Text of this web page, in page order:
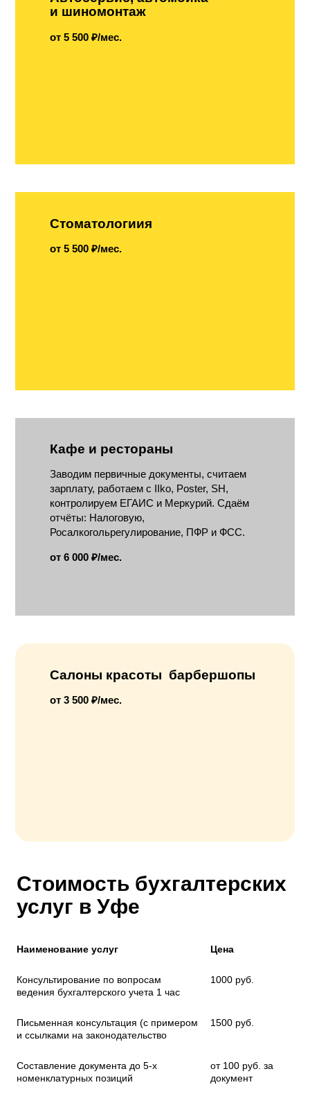
и шиномонтаж
от 5 500 ₽/мес.
Стоматологиия
от 5 500 ₽/мес.
Кафе и рестораны
Заводим первичные документы, считаем
зарплату, работаем с IIko, Poster, SH,
контролируем ЕГАИС и Меркурий. Сдаём
отчёты: Налоговую,
Росалкогольрегулирование, ПФР и ФСС.
от 6 000 ₽/мес.
Салоны красоты барбершопы
от 3 500 ₽/мес.
Стоимость бухгалтерских
услуг в Уфе
Наименование услуг Цена
Консультирование по вопросам
ведения бухгалтерского учета 1 час
1000 руб.
Письменная консультация (с примером
и ссылками на законодательство
1500 руб.
Составление документа до 5-х
номенклатурных позиций
от 100 руб. за
документ